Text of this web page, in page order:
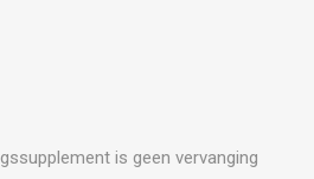
is geen vervanging